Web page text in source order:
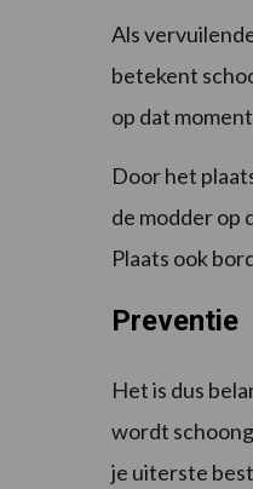
Als
betekent
op dat
Door het
de modder op
Plaats ook
Preventie
Het is dus
wordt
je uiterste